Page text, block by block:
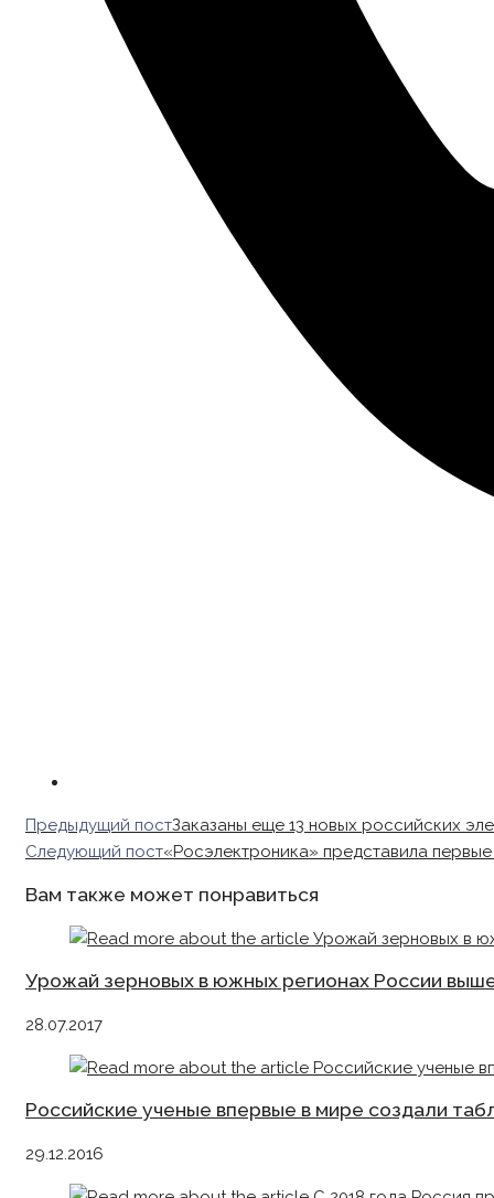
Read
more
Предыдущий постЗаказаны еще 13 новых российских
Следующий пост«Росэлектроника» представила
Вам также может понравиться
Урожай зерновых в южных регионах России
28.07.2017
Российские ученые впервые в мире создали
29.12.2016